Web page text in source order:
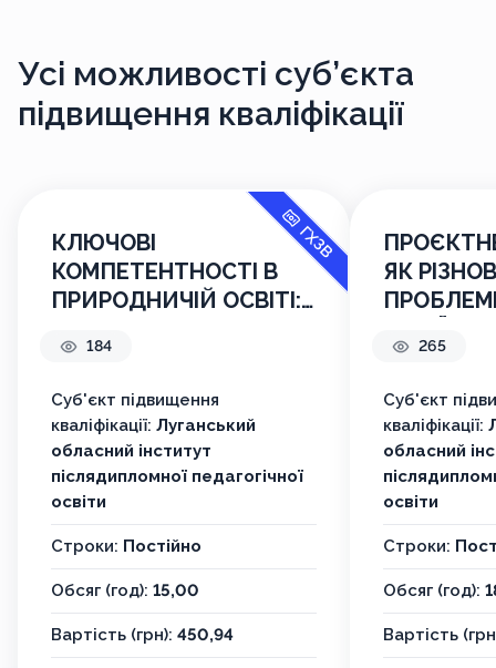
Усі можливості суб’єкта
підвищення кваліфікації
ГХЗВ
КЛЮЧОВІ
КОМПЕТЕНТНОСТІ В
ПРИРОДНИЧІЙ ОСВІТІ:
КОМПЕТЕНТНІСНО
ЗОРІЄНТОВАНИХ
ЗАВДАНЬ
184
Суб'єкт підвищення
кваліфікації: Луганський
обласний інститут
післядипломної педагогічної
освіти
Строки: Постійно
Обсяг (год): 15,00
Вартість (грн): 450,94
ЯК
265
Суб'єкт
кваліфікації:
обласний
освіти
Строки:
Обсяг (год):
Вартість